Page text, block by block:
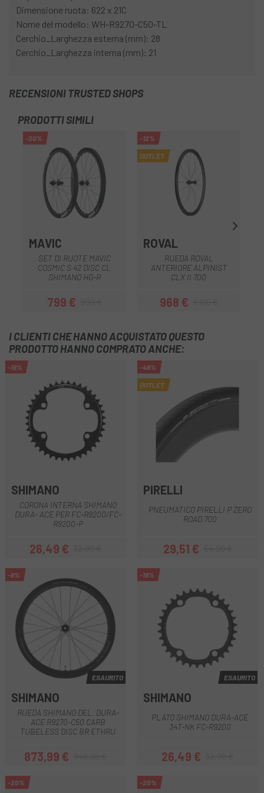
Dimensione ruota: 622 x 21C
Nome del modello: WH-R9270-C50-TL
Cerchio_Larghezza esterna (mm): 28
Cerchio_Larghezza interna (mm): 21
RECENSIONI TRUSTED SHOPS
PRODOTTI SIMILI
-20%
MAVIC
SET DI RUOTE MAVIC
COSMIC S 42 DISC CL
SHIMANO HG-R
Prezzo
799 €Prezzo base
-12%
OUTLET
ROVAL
RUEDA ROVAL
ANTERIORE ALPINIST
CLX II 700
Prezzo
968 €Prezzo base
I CLIENTI CHE HANNO ACQUISTATO QUESTO
PRODOTTO HANNO COMPRATO ANCHE:
-19%
SHIMANO
CORONA INTERNA SHIMANO
DURA- ACE PER FC-R9200/FC-
R9200-P
Prezzo
26,49 €Prezzo base
-46%
OUTLET
PIRELLI
PNEUMATICO PIRELLI P ZERO
ROAD 700
Prezzo
29,51 €Prezzo base
-8%
ESAURITO
SHIMANO
RUEDA SHIMANO DEL. DURA-
ACE R9270-C50 CARB
TUBELESS DISC BR ETHRU
Prezzo
873,99 €Prezzo base
-19%
ESAURITO
SHIMANO
PLATO SHIMANO DURA-ACE
34T-NK FC-R9200
Prezzo
26,49 €Prezzo base
-20% -20%